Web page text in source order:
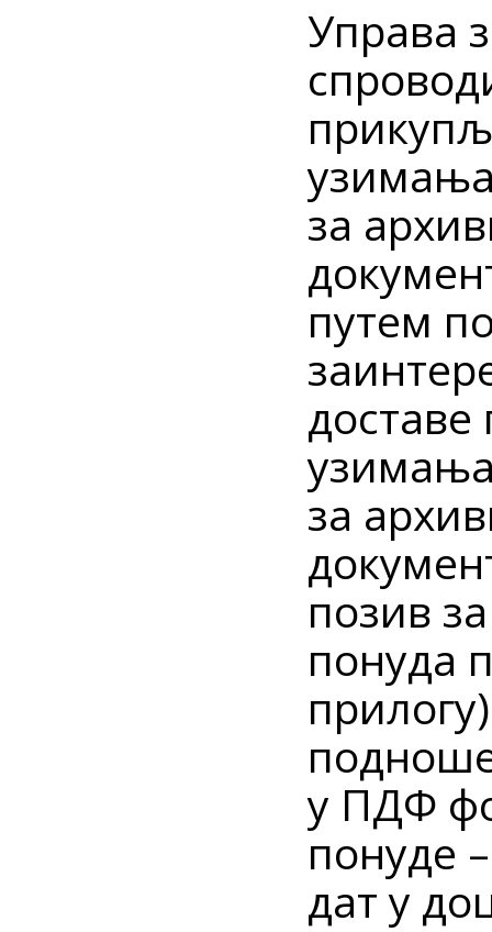
Управа
за
путем
доставе
за
позив
понуда
у ПДФ
понуде
дат у